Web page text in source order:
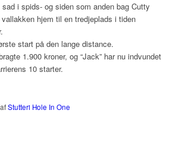
i spids- og siden som anden bag Cutty
hjem til en tredjeplads i tiden
start på den lange distance.
1.900 kroner, og “Jack” har nu indvundet
10 starter.
afStutteri Hole In One